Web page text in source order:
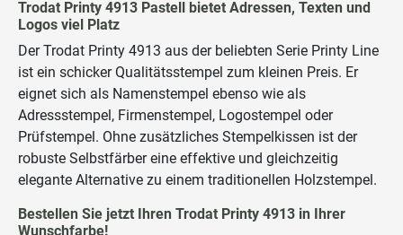
Trodat Printy 4913 Pastell bietet Adressen, Texten und
Logos viel Platz
Der Trodat Printy 4913 aus der beliebten Serie Printy Line
ist ein schicker Qualitätsstempel zum kleinen Preis. Er
eignet sich als Namenstempel ebenso wie als
Adressstempel, Firmenstempel, Logostempel oder
Prüfstempel. Ohne zusätzliches Stempelkissen ist der
robuste Selbstfärber eine effektive und gleichzeitig
elegante Alternative zu einem traditionellen Holzstempel.
Bestellen Sie jetzt Ihren Trodat Printy 4913 in Ihrer
Wunschfarbe!